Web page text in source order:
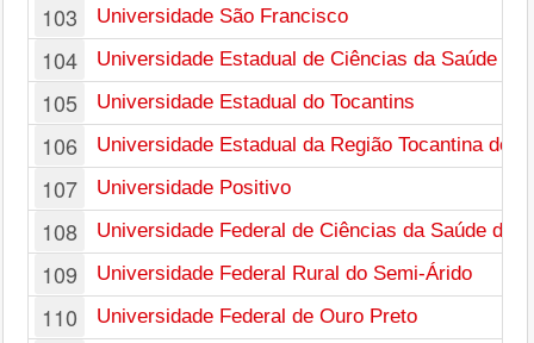
103 Universidade São Francisco
104 Universidade Estadual de Ciências da Saúde de
105 Universidade Estadual do Tocantins
106 Universidade Estadual da Região Tocantina do
107 Universidade Positivo
108 Universidade Federal de Ciências da Saúde de
109 Universidade Federal Rural do Semi-Árido
110 Universidade Federal de Ouro Preto